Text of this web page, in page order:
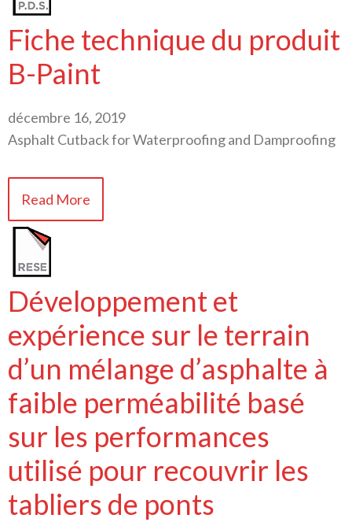
Fiche technique du produit
B-Paint
décembre 16, 2019
Asphalt Cutback for Waterproofing and Damproofing
Read More
Développement et
expérience sur le terrain
d’un mélange d’asphalte à
faible perméabilité basé
sur les performances
utilisé pour recouvrir les
tabliers de ponts